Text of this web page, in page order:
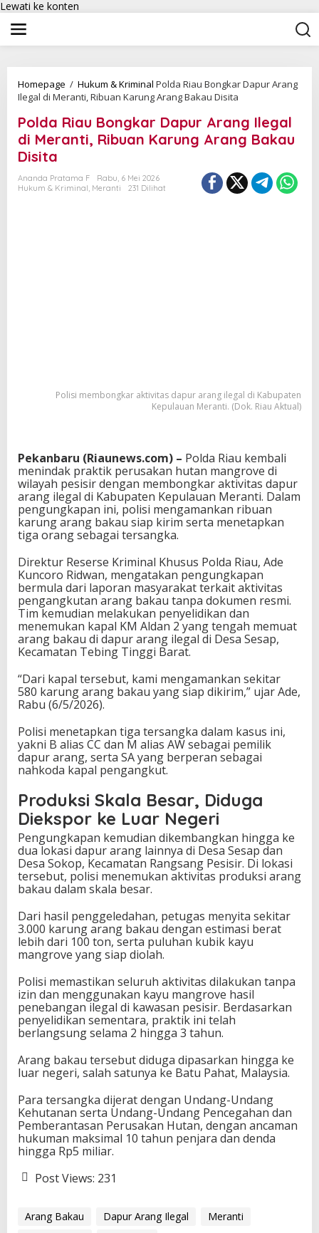
Lewati ke konten
Homepage / Hukum & Kriminal Polda Riau Bongkar Dapur Arang
Ilegal di Meranti, Ribuan Karung Arang Bakau Disita
Polda Riau Bongkar Dapur Arang Ilegal
di Meranti, Ribuan Karung Arang Bakau
Disita
Ananda Pratama F
Rabu, 6 Mei 2026
Hukum & Kriminal, Meranti 231 Dilihat
Polisi membongkar aktivitas dapur arang ilegal di Kabupaten
Kepulauan Meranti. (Dok. Riau Aktual)
Pekanbaru (Riaunews.com) – Polda Riau kembali
menindak praktik perusakan hutan mangrove di
wilayah pesisir dengan membongkar aktivitas dapur
arang ilegal di Kabupaten Kepulauan Meranti. Dalam
pengungkapan ini, polisi mengamankan ribuan
karung arang bakau siap kirim serta menetapkan
tiga orang sebagai tersangka.
Direktur Reserse Kriminal Khusus Polda Riau, Ade
Kuncoro Ridwan, mengatakan pengungkapan
bermula dari laporan masyarakat terkait aktivitas
pengangkutan arang bakau tanpa dokumen resmi.
Tim kemudian melakukan penyelidikan dan
menemukan kapal KM Aldan 2 yang tengah memuat
arang bakau di dapur arang ilegal di Desa Sesap,
Kecamatan Tebing Tinggi Barat.
“Dari kapal tersebut, kami mengamankan sekitar
580 karung arang bakau yang siap dikirim,” ujar Ade,
Rabu (6/5/2026).
Polisi menetapkan tiga tersangka dalam kasus ini,
yakni B alias CC dan M alias AW sebagai pemilik
dapur arang, serta SA yang berperan sebagai
nahkoda kapal pengangkut.
Produksi Skala Besar, Diduga
Diekspor ke Luar Negeri
Pengungkapan kemudian dikembangkan hingga ke
dua lokasi dapur arang lainnya di Desa Sesap dan
Desa Sokop, Kecamatan Rangsang Pesisir. Di lokasi
tersebut, polisi menemukan aktivitas produksi arang
bakau dalam skala besar.
Dari hasil penggeledahan, petugas menyita sekitar
3.000 karung arang bakau dengan estimasi berat
lebih dari 100 ton, serta puluhan kubik kayu
mangrove yang siap diolah.
Polisi memastikan seluruh aktivitas dilakukan tanpa
izin dan menggunakan kayu mangrove hasil
penebangan ilegal di kawasan pesisir. Berdasarkan
penyelidikan sementara, praktik ini telah
berlangsung selama 2 hingga 3 tahun.
Arang bakau tersebut diduga dipasarkan hingga ke
luar negeri, salah satunya ke Batu Pahat, Malaysia.
Para tersangka dijerat dengan Undang-Undang
Kehutanan serta Undang-Undang Pencegahan dan
Pemberantasan Perusakan Hutan, dengan ancaman
hukuman maksimal 10 tahun penjara dan denda
hingga Rp5 miliar.
Post Views: 231
Arang Bakau Dapur Arang Ilegal
Meranti